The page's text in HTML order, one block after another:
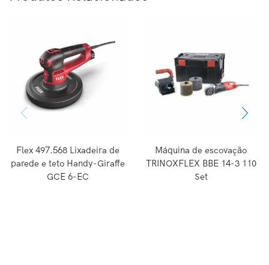
Flex 497.568 Lixadeira de
parede e teto Handy-Giraffe
GCE 6-EC
Máquina de escovação
TRINOXFLEX BBE 14-3 110
Set